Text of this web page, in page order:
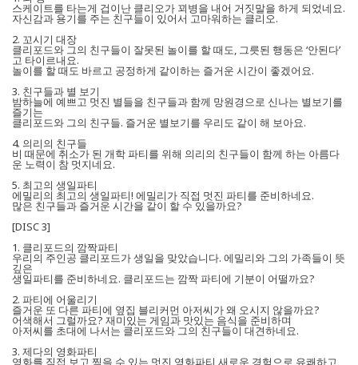
스케이트를 타는게 겁이난 클리오가 꾀병을 내어 거짓말을 하게 되었네요.
자신감과 용기를 주는 친구들이 있어서 고마워하는 클리오.
2. 꼬시기 대장
클리포드와 그의 친구들이 잘못된 놀이를 할 때도, 그릇된 행동은 ‘안된다’
고 타이르내요.
놀이를 할 때도 바르고 공정하게 같이하는 즐거운 시간이 좋겠어요.
3. 친구들과 별 보기
밤하늘에 예쁘고 멋진 별들을 친구들과 함께 망원경으로 신나는 별보기를
즐기는
클리포드와 그의 친구들. 즐거운 별보기를 우리도 같이 해 보아요.
4. 의리의 친구들
비 때문에 취소가 된 개학 파티를 위해 의리의 친구들이 함께 하는 아름다
운 노력이 참 멋지네요.
5. 최고의 생일파티
에밀리의 최고의 생일파티! 에밀리가 직접 멋진 파티를 준비하네요.
많은 친구들과 즐거운 시간을 같이 할 수 있을까요?
[DISC 3]
1. 클리포드의 깜짝파티
우리의 주인공 클리포드가 생일을 맞았습니다. 에밀리와 그의 가족들이 뜻
깊은
생일파티를 준비하네요. 클리포드는 깜짝 파티에 기분이 어떨까요?
2. 파티에 어울리기
즐거운 또 다른 파티에 옆집 블리커먼 아저씨가 왜 오시지 않을까요?
어색해서 그럴까요? 재미있는 게임과 맛있는 음식을 준비하며
아저씨를 초대에 나서는 클리포드와 그의 친구들이 대견하네요.
3. 제다의 영화파티
영화를 직접 보고 찍을 수 있는 멋진 영화파티 새로운 경험으로 유쾌하고